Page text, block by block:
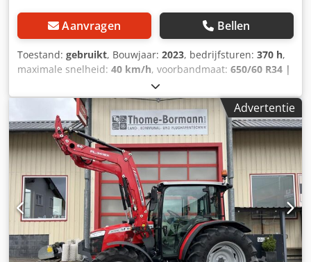
Aanvragen Bellen
Toestand: gebruikt, Bouwjaar: 2023, bedrijfsturen: 370 h,
maximale snelheid: 40 km/h, voorbandmaat: 650/60 R34 |
710/75 R42 | 0%
710/75 R42, Banden (v): 650/60 R34, Banden (a): 710/75
R42, Bedrijfsuren: 370, Eerste toelating: 19-12-
2024_____Standaarduitrusting / technische
gegevensMotorNominaal vermogen (ISO) 176/240 kW/pk bij
2.100 tpmMax. vermogen (ISO) 198/270 kW/pk bij 1.950
tpmEPM - Max. vermogen (ISO) 221/300 kW/pk bij 1.950
tpmMax. koppel 1.220 Nm bij 1.500 tpmEPM - Max. koppel
1.300 Nm bij 1.500 tpmAGCO Power, STAGE V Csdpfx
Amovqakxs Eerf
Advertentie